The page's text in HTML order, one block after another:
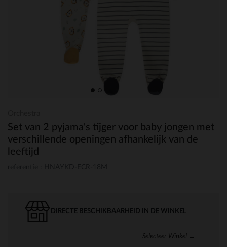
Set van 2 pyjama's tijger voor baby jongen met
verschillende openingen afhankelijk van de
leeftijd
DIRECTE BESCHIKBAARHEID IN DE WINKEL
Selecteer Winkel →